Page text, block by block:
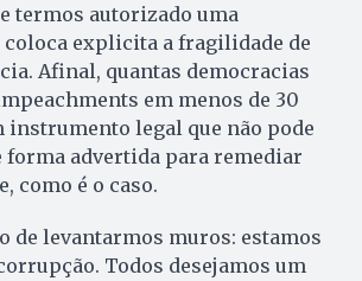
termos autorizado uma
coloca explicita a fragilidade de
Afinal, quantas democracias
em menos de 30
instrumento legal que não pode
forma advertida para remediar
como é o caso.
de levantarmos muros: estamos
Todos desejamos um